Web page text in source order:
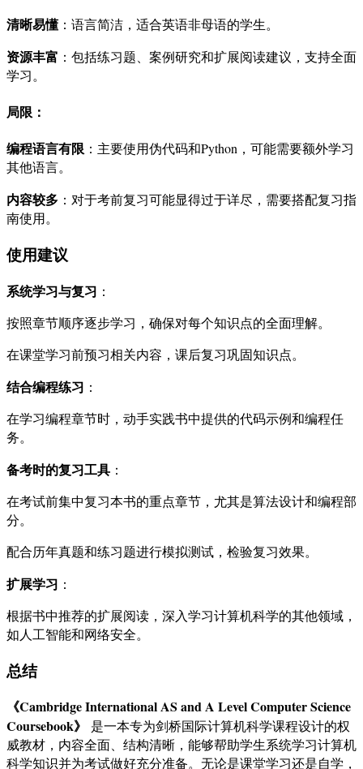
清晰易懂：语言简洁，适合英语非母语的学生。
资源丰富 ：包括练习题、案例研究和扩展阅读建议，支持全面
学习。
局限：
编程语言有限 ：主要使用伪代码和Python，可能需要额外学习
其他语言。
内容较多 ：对于考前复习可能显得过于详尽，需要搭配复习指
南使用。
使用建议
系统学习与复习 ：
按照章节顺序逐步学习，确保对每个知识点的全面理解。
在课堂学习前预习相关内容，课后复习巩固知识点。
结合编程练习 ：
在学习编程章节时，动手实践书中提供的代码示例和编程任
务。
备考时的复习工具 ：
在考试前集中复习本书的重点章节，尤其是算法设计和编程部
分。
配合历年真题和练习题进行模拟测试，检验复习效果。
扩展学习 ：
根据书中推荐的扩展阅读，深入学习计算机科学的其他领域，
如人工智能和网络安全。
总结
《Cambridge International AS and A Level Computer Science
Coursebook》
是一本专为剑桥国际计算机科学课程设计的权
威教材，内容全面、结构清晰，能够帮助学生系统学习计算机
科学知识并为考试做好充分准备。无论是课堂学习还是自学，